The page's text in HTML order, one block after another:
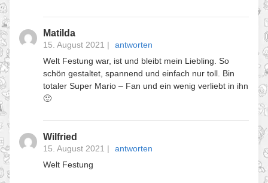
Matilda
15. August 2021 |
antworten
Welt Festung war, ist und bleibt mein Liebling. So
schön gestaltet, spannend und einfach nur toll. Bin
totaler Super Mario – Fan und ein wenig verliebt in ihn
🙂
Wilfried
15. August 2021 |
antworten
Welt Festung